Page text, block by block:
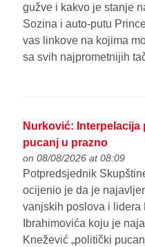
gužve i kakvo je stanje
Sozina i auto-putu
vas linkove na kojima
sa svih najprometnijih
Nurković:
pucanj u prazno
on 08/08/2026 at 08:09
Potpredsjednik
ocijenio je da je
vanjskih poslova i lidera
Ibrahimovića koju je
Knežević „politički